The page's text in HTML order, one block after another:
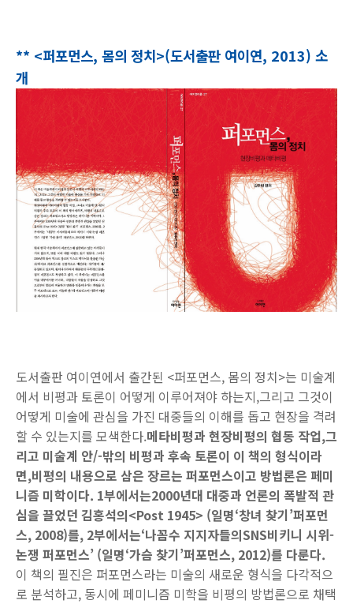
** <퍼포먼스, 몸의 정치>(도서출판 여이연, 2013) 소
개
도서출판 여이연에서 출간된 <퍼포먼스, 몸의 정치>는 미술계
에서 비평과 토론이 어떻게 이루어져야 하는지,그리고 그것이
어떻게 미술에 관심을 가진 대중들의 이해를 돕고 현장을 격려
할 수 있는지를 모색한다.메타비평과 현장비평의 협동 작업,그
리고 미술계 안/-밖의 비평과 후속 토론이 이 책의 형식이라
면,비평의 내용으로 삼은 장르는 퍼포먼스이고 방법론은 페미
니즘 미학이다. 1부에서는2000년대 대중과 언론의 폭발적 관
심을 끌었던 김홍석의<Post 1945> (일명‘창녀 찾기’퍼포먼
스, 2008)를, 2부에서는‘나꼼수 지지자들의SNS비키니 시위-
논쟁 퍼포먼스’ (일명‘가슴 찾기’퍼포먼스, 2012)를 다룬다.
이 책의 필진은 퍼포먼스라는 미술의 새로운 형식을 다각적으
로 분석하고, 동시에 페미니즘 미학을 비평의 방법론으로 채택